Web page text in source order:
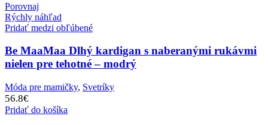
Porovnaj
Rýchly náhľad
Pridať medzi obľúbené
Be MaaMaa Dlhý kardigan s naberanými rukávmi
nielen pre tehotné – modrý
Móda pre mamičky, Svetríky
56.8€
Pridať do košíka